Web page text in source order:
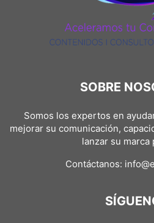
SOBRE
Somos los expertos en
mejorar su comunicación,
lanzar su marca
Contáctanos: